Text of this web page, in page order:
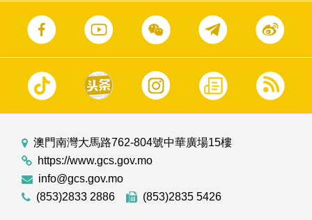
澳門南灣大馬路762-804號中華廣場15樓
https://www.gcs.gov.mo
info@gcs.gov.mo
(853)2833 2886
(853)2835 5426